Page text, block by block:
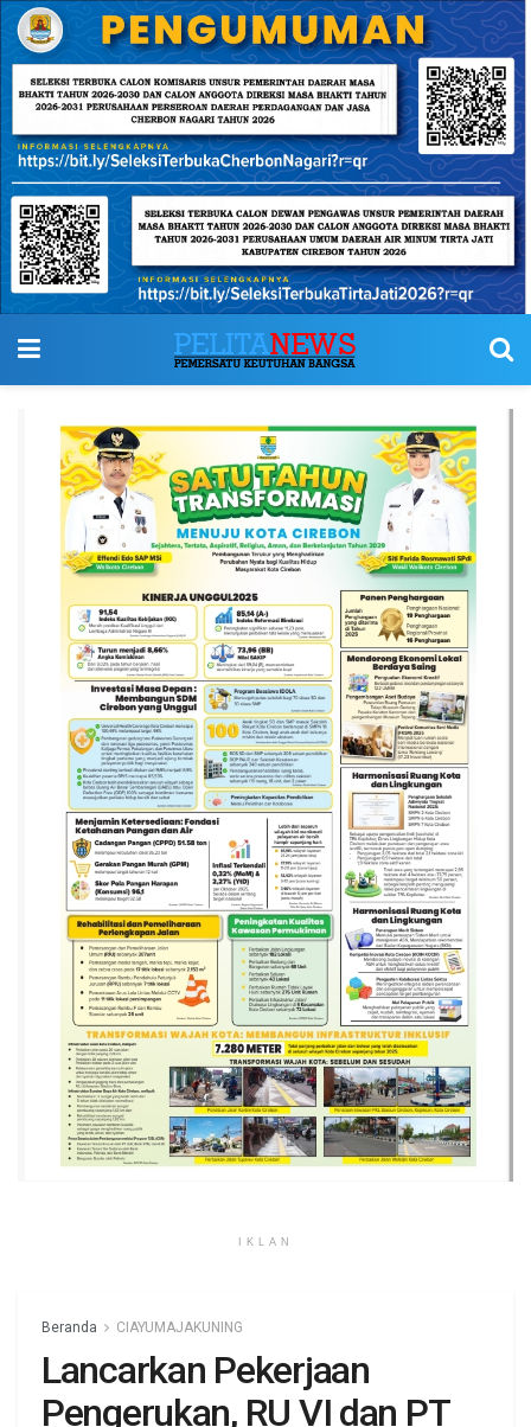
IKLAN
Beranda CIAYUMAJAKUNING
Lancarkan Pekerjaan
Pengerukan, RU VI dan PT